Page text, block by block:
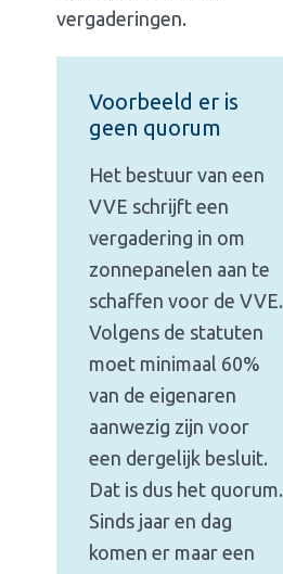
vergaderingen.
Voorbeeld er is
geen quorum
Het bestuur van een
VVE schrijft een
vergadering in om
zonnepanelen aan te
schaffen voor de VVE.
Volgens de statuten
moet minimaal 60%
van de eigenaren
aanwezig zijn voor
een dergelijk besluit.
Dat is dus het quorum.
Sinds jaar en dag
komen er maar een